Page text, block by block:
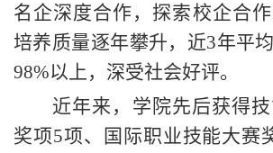
名企深度合作，探索校企合
培养质量逐年攀升，近3年平
98%以上，深受社会好评。
近年来，学院先后获得
奖项5项、国际职业技能大赛